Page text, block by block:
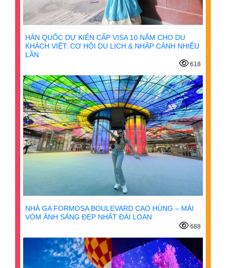
HÀN QUỐC DỰ KIẾN CẤP VISA 10 NĂM CHO DU
KHÁCH VIỆT: CƠ HỘI DU LỊCH & NHẬP CẢNH NHIỀU
LẦN
618
NHÀ GA FORMOSA BOULEVARD CAO HÙNG – MÁI
VÒM ÁNH SÁNG ĐẸP NHẤT ĐÀI LOAN
688